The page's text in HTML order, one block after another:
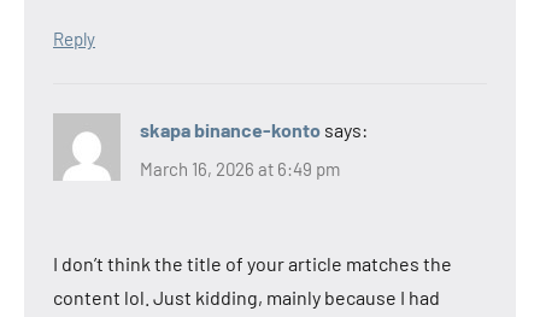
Reply
skapa binance-konto says:
March 16, 2026 at 6:49 pm
I don’t think the title of your article matches the
content lol. Just kidding, mainly because I had